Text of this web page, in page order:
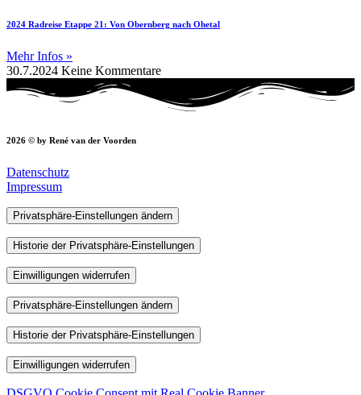
2024 Radreise Etappe 21: Von Obernberg nach Ohetal
Mehr Infos »
30.7.2024 Keine Kommentare
2026 © by René van der Voorden
Datenschutz
Impressum
Privatsphäre-Einstellungen ändern
Historie der Privatsphäre-Einstellungen
Einwilligungen widerrufen
Privatsphäre-Einstellungen ändern
Historie der Privatsphäre-Einstellungen
Einwilligungen widerrufen